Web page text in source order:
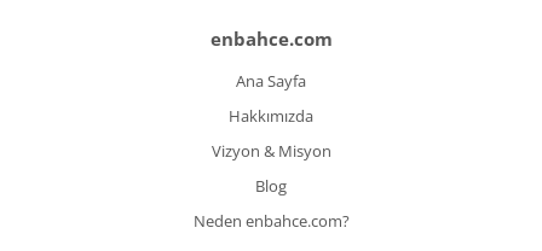
enbahce.com
Ana Sayfa
Hakkımızda
Vizyon & Misyon
Blog
Neden enbahce.com?